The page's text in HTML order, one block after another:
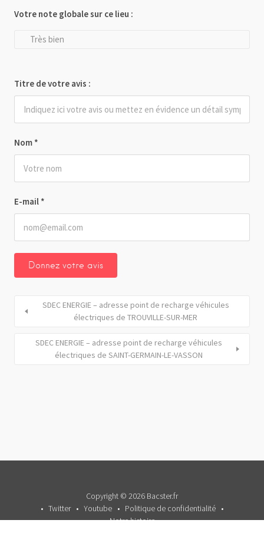
Nom *
E-mail *
Votre note globale sur ce lieu :
Très bien
Titre de votre avis :
SDEC ENERGIE – adresse point de recharge véhicules
électriques de TROUVILLE-SUR-MER
SDEC ENERGIE – adresse point de recharge véhicules
électriques de SAINT-GERMAIN-LE-VASSON
Copyright © 2026 Bacster.fr
Twitter
Youtube
Politique de confidentialité
Notre histoire